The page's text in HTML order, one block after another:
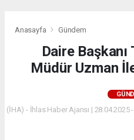
Anasayfa Gündem
Daire
Müdür Uzman
(İHA) - İhlas Haber Ajansı | 28.04.2025